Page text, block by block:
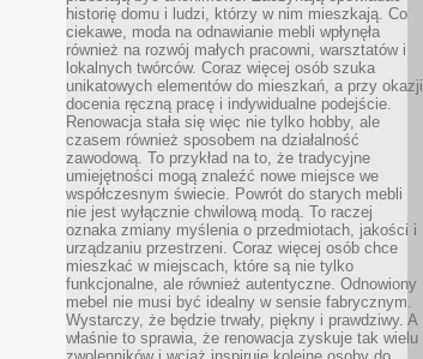
historię domu i ludzi, którzy w nim mieszkają. Co
ciekawe, moda na odnawianie mebli wpłynęła
również na rozwój małych pracowni, warsztatów i
lokalnych twórców. Coraz więcej osób szuka
unikatowych elementów do mieszkań, a przy okazji
docenia ręczną pracę i indywidualne podejście.
Renowacja stała się więc nie tylko hobby, ale
czasem również sposobem na działalność
zawodową. To przykład na to, że tradycyjne
umiejętności mogą znaleźć nowe miejsce we
współczesnym świecie. Powrót do starych mebli
nie jest wyłącznie chwilową modą. To raczej
oznaka zmiany myślenia o przedmiotach, jakości i
urządzaniu przestrzeni. Coraz więcej osób chce
mieszkać w miejscach, które są nie tylko
funkcjonalne, ale również autentyczne. Odnowiony
mebel nie musi być idealny w sensie fabrycznym.
Wystarczy, że będzie trwały, piękny i prawdziwy. A
właśnie to sprawia, że renowacja zyskuje tak wielu